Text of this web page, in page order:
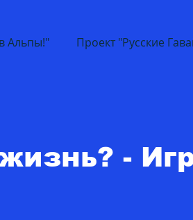
Альпы!" Проект "Русские
-